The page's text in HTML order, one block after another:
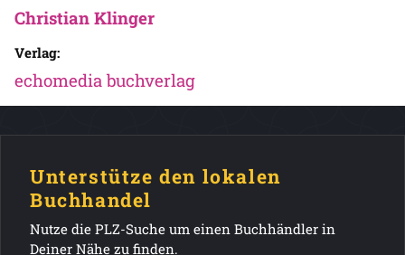
Christian Klinger
Verlag:
echomedia buchverlag
Unterstütze den lokalen
Buchhandel
Nutze die PLZ-Suche um einen Buchhändler in
Deiner Nähe zu finden.